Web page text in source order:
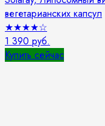
вегетарианских капсул
★★★★☆
1 390 руб.
Купить сейчас